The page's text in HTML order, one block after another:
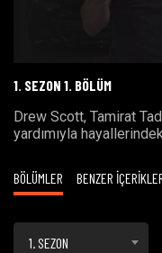
1. SEZON 1. BÖLÜM
Drew Scott, Tamirat
yardımıyla
BÖLÜMLER BENZER
1. SEZON